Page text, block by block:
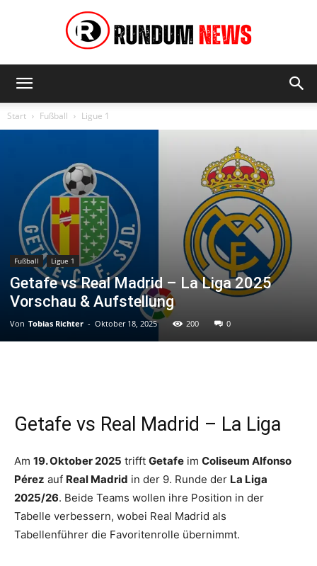
Start Fußball Ligue 1
Fußball Ligue 1
Getafe vs Real Madrid – La Liga 2025
Vorschau & Aufstellung
Von Tobias Richter - Oktober 18, 2025 200 0
Getafe vs Real Madrid – La Liga
Am 19. Oktober 2025 trifft Getafe im Coliseum Alfonso
Pérez auf Real Madrid in der 9. Runde der La Liga
2025/26. Beide Teams wollen ihre Position in der
Tabelle verbessern, wobei Real Madrid als
Tabellenführer die Favoritenrolle übernimmt.